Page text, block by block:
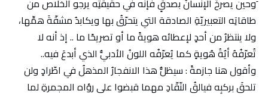
طاقاتِه التعبيريّةِ الصادقة التي يتحرّقُ بها ويكابدُ مشقّةَ همِّها،
ولا ينتظرُ من أحدٍ لإعطائه هويةً ما أو تصريحًا ما .. إذ أنه لا
تُعرّفُهُ أيٌةُ هُويةٍ كما يُعرّفُه اللونُ الأدبيُّ الذي أبدعَ فيه..
‎وأقول هنا جازمةً : سيظلُّ هذا الانفجارُ المذهلُ في اطّرادٍ ولن
تلحقَ بركبِه فيالقُ النّقّادِ مهما قبضوا على رؤاه المجمرةِ لما